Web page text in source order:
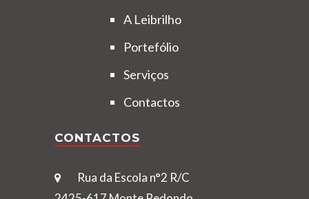
A Leibrilho
Portefólio
Serviços
Contactos
CONTACTOS
Rua da Escola n°2 R/C